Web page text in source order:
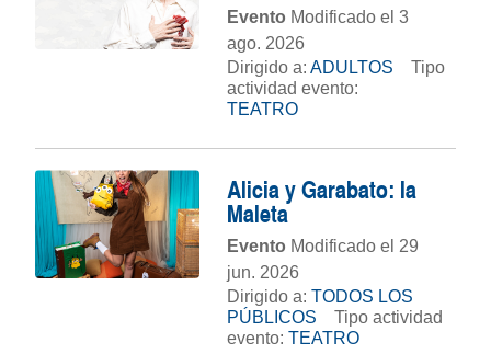
Evento Modificado el 3
ago. 2026
Dirigido a: ADULTOS
Tipo
actividad evento:
TEATRO
Alicia y Garabato: la
Maleta
Evento Modificado el 29
jun. 2026
Dirigido a: TODOS LOS
PÚBLICOS
Tipo actividad
evento: TEATRO